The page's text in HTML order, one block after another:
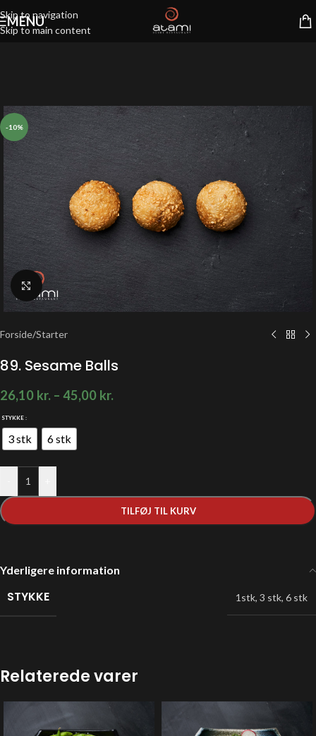
Skip to navigation
Skip to main content
MENU
-10%
Klik for at forstørre
Forside/Starter
89. Sesame Balls
26,10 kr. – 45,00 kr.
STYKKE
3 stk 6 stk
TILFØJ TIL KURV
Yderligere information
STYKKE 1stk, 3 stk, 6 stk
Relaterede varer